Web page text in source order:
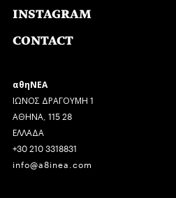
INSTAGRAM
CONTACT
αθηΝΕΑ
ΙΩΝΟΣ ΔΡΑΓΟΥΜΗ 1
ΑΘΗΝΑ, 115 28
ΕΛΛΑΔΑ
+30 210 3318831
info@a8inea.com